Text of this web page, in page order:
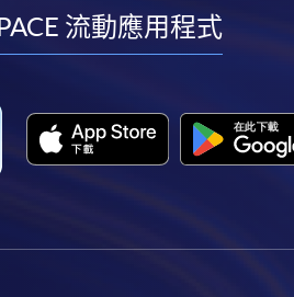
youtube
linkedin
流動應用程式